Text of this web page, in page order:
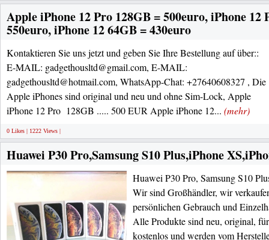
Apple iPhone 12 Pro 128GB = 500euro, iPhone 12
550euro, iPhone 12 64GB = 430euro
Kontaktieren Sie uns jetzt und geben Sie Ihre Bestellung auf über::
E-MAIL: gadgethousltd@gmail.com, E-MAIL:
gadgethousltd@hotmail.com, WhatsApp-Chat: +27640608327 , Die
Apple iPhones sind original und neu und ohne Sim-Lock, Apple
iPhone 12 Pro 128GB ..... 500 EUR Apple iPhone 12... (mehr)
0 Likes | 1222 Views |
Huawei P30 Pro,Samsung S10 Plus,iPhone
Huawei P30 Pro, Samsung S10
Wir sind Großhändler, wir
persönlichen Gebrauch und
Alle Produkte sind neu, original,
kostenlos und werden vom